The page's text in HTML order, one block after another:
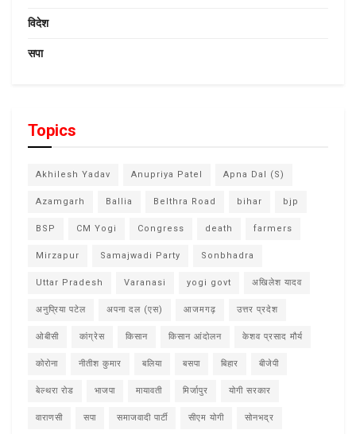
विदेश
सपा
Topics
Akhilesh Yadav Anupriya Patel Apna Dal (S)
Azamgarh Ballia Belthra Road bihar bjp
BSP CM Yogi Congress death farmers
Mirzapur Samajwadi Party Sonbhadra
Uttar Pradesh Varanasi yogi govt अखिलेश यादव
अनुप्रिया पटेल अपना दल (एस) आजमगढ़ उत्तर प्रदेश
ओबीसी कांग्रेस किसान किसान आंदोलन केशव प्रसाद मौर्य
कोरोना नीतीश कुमार बलिया बसपा बिहार बीजेपी
बेल्थरा रोड भाजपा मायावती मिर्जापुर योगी सरकार
वाराणसी सपा समाजवादी पार्टी सीएम योगी सोनभद्र